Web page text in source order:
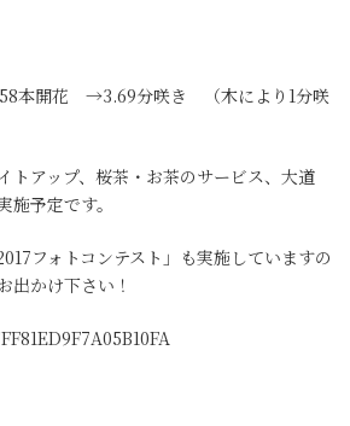
58本開花 →3.69分咲き （木により1分咲
トアップ、桜茶・お茶のサービス、大道
予定です。
フォトコンテスト」も実施していますの
出かけ下さい！